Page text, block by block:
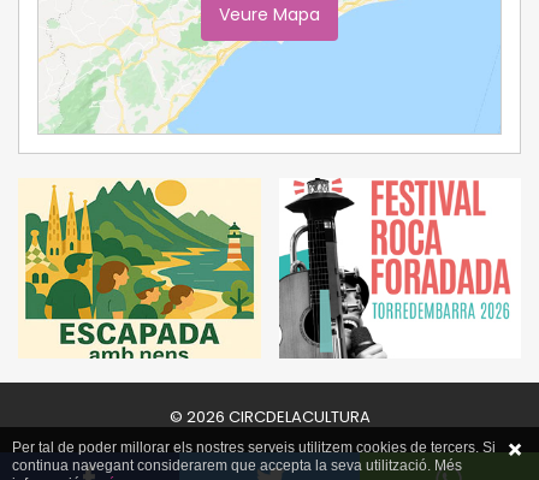
Veure Mapa
© 2026 CIRCDELACULTURA
Per tal de poder millorar els nostres serveis utilitzem cookies de tercers. Si
continua navegant considerarem que accepta la seva utilització. Més